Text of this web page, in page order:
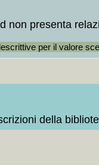
+La
+++
+Il
+
+++
non presenta
per il valore
della